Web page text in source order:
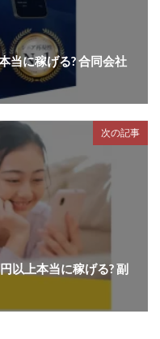
当に稼げる? 合同会社
次の記事
以上本当に稼げる? 副